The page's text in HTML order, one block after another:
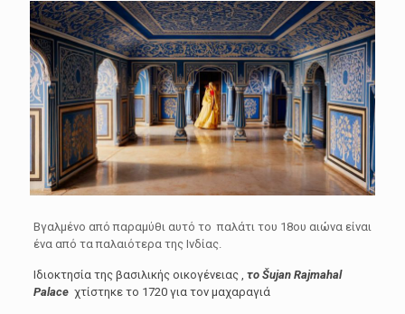
Βγαλμένο από παραμύθι αυτό το παλάτι του 18ου αιώνα είναι
ένα από τα παλαιότερα της Ινδίας.
Ιδιοκτησία της βασιλικής οικογένειας , το Šujan Rajmahal
Palaceχτίστηκε το 1720 για τον μαχαραγιά